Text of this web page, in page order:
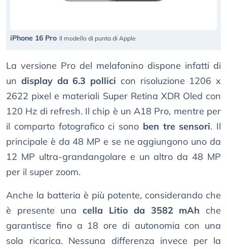
iPhone 16 Pro Il modello di punta di Apple
La versione Pro del melafonino dispone infatti di
un display da 6.3 pollici con risoluzione 1206 x
2622 pixel e materiali Super Retina XDR Oled con
120 Hz di refresh. Il chip è un A18 Pro, mentre per
il comparto fotografico ci sono ben tre sensori. Il
principale è da 48 MP e se ne aggiungono uno da
12 MP ultra-grandangolare e un altro da 48 MP
per il super zoom.
Anche la batteria è più potente, considerando che
è presente una cella Litio da 3582 mAh che
garantisce fino a 18 ore di autonomia con una
sola ricarica. Nessuna differenza invece per la